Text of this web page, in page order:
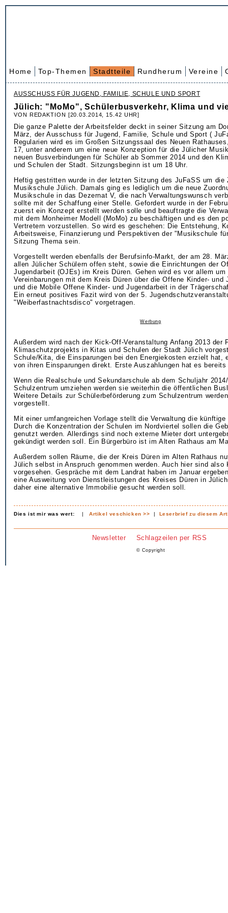
Home Top-Themen Stadtteile Rundherum Vereine
AUSSCHUSS FÜR JUGEND, FAMILIE, SCHULE UND SPORT
Jülich: "MoMo", Schülerbusverkehr, Klima und
VON REDAKTION [20.03.2014, 15.42 UHR]
Die ganze Palette der Arbeitsfelder deckt in seiner Sitzung am
März, der Ausschuss für Jugend, Familie, Schule und Sport (
Regularien wird es im Großen Sitzungssaal des Neuen
17, unter anderem um eine neue Konzeption für die Jülicher
neuen Busverbindungen für Schüler ab Sommer 2014 und den
und Schulen der Stadt. Sitzungsbeginn ist um 18 Uhr.
Heftig gestritten wurde in der letzten Sitzung des JuFaSS um die
Musikschule Jülich. Damals ging es lediglich um die neue
Musikschule in das Dezernat V, die nach Verwaltungswunsch
sollte mit der Schaffung einer Stelle. Gefordert wurde in der
zuerst ein Konzept erstellt werden solle und beauftragte die
mit dem Monheimer Modell (MoMo) zu beschäftigen und es den
Vertretern vorzustellen. So wird es geschehen: Die Entstehung,
Arbeitsweise, Finanzierung und Perspektiven der "Musikschule
Sitzung Thema sein.
Vorgestellt werden ebenfalls der Berufsinfo-Markt, der am 28.
allen Jülicher Schülern offen steht, sowie die Einrichtungen der
Jugendarbeit (OJEs) im Kreis Düren. Gehen wird es vor allem um
Vereinbarungen mit dem Kreis Düren über die Offene Kinder- und
und die Mobile Offene Kinder- und Jugendarbeit in der
Ein erneut positives Fazit wird von der 5.
"Weiberfastnachtsdisco" vorgetragen.
Werbung
Außerdem wird nach der Kick-Off-Veranstaltung Anfang 2013 der
Klimaschutzprojekts in Kitas und Schulen der Stadt Jülich
Schule/Kita, die Einsparungen bei den Energiekosten erzielt hat,
von ihren Einsparungen direkt. Erste Auszahlungen hat es bereits
Wenn die Realschule und Sekundarschule ab dem Schuljahr
Schulzentrum umziehen werden sie weiterhin die öffentlichen
Weitere Details zur Schülerbeförderung zum Schulzentrum
vorgestellt.
Mit einer umfangreichen Vorlage stellt die Verwaltung die künftige
Durch die Konzentration der Schulen im Nordviertel sollen die
genutzt werden. Allerdings sind noch externe Mieter dort
gekündigt werden soll. Ein Bürgerbüro ist im Alten Rathaus am
Außerdem sollen Räume, die der Kreis Düren im Alten Rathaus
Jülich selbst in Anspruch genommen werden. Auch hier sind also
vorgesehen. Gespräche mit dem Landrat haben im Januar
eine Ausweitung von Dienstleistungen des Kreises Düren in
daher eine alternative Immobilie gesucht werden soll.
Dies ist mir was wert: |Artikel veschicken >> | Leserbrief zu diesem
Newsletter Schlagzeilen per RSS
© Copyright